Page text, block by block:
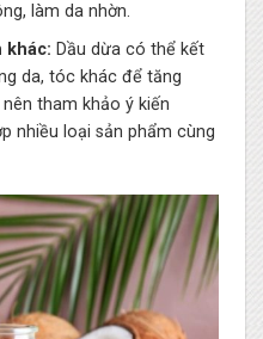
làm da nhờn.
khác: Dầu dừa có thể kết
da, tóc khác để tăng
tham khảo ý kiến
nhiều loại sản phẩm cùng